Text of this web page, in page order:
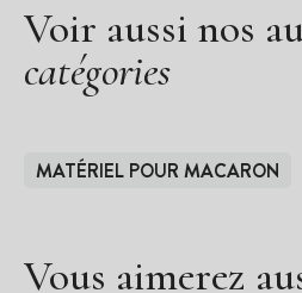
Voir aussi nos
catégories
MATÉRIEL POUR MACARON
Vous aimerez